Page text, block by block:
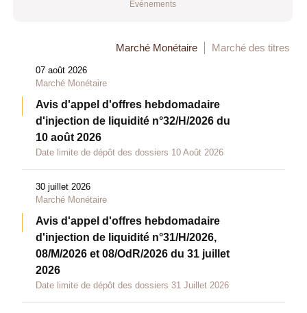
Evénements
Marché Monétaire Marché des titres
07 août 2026
Marché Monétaire
Avis d'appel d'offres hebdomadaire
d'injection de liquidité n°32/H/2026 du
10 août 2026
Date limite de dépôt des dossiers 10 Août 2026
30 juillet 2026
Marché Monétaire
Avis d'appel d'offres hebdomadaire
d'injection de liquidité n°31/H/2026,
08/M/2026 et 08/OdR/2026 du 31 juillet
2026
Date limite de dépôt des dossiers 31 Juillet 2026